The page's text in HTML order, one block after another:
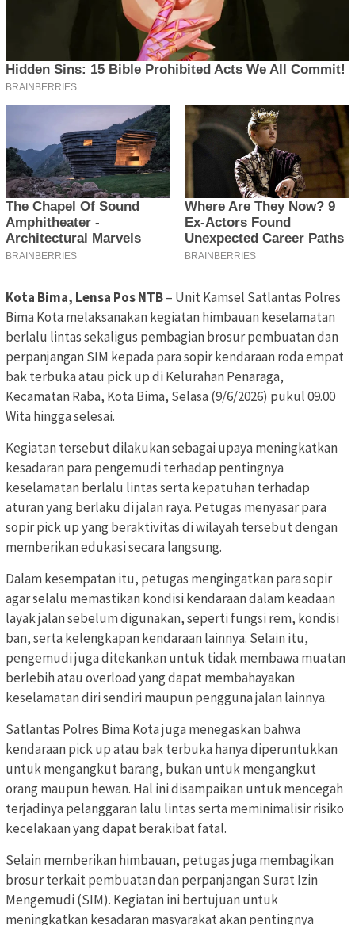
Kota Bima, Lensa Pos NTB– Unit Kamsel Satlantas Polres
Bima Kota melaksanakan kegiatan himbauan keselamatan
berlalu lintas sekaligus pembagian brosur pembuatan dan
perpanjangan SIM kepada para sopir kendaraan roda empat
bak terbuka atau pick up di Kelurahan Penaraga,
Kecamatan Raba, Kota Bima, Selasa (9/6/2026) pukul 09.00
Wita hingga selesai.
Kegiatan tersebut dilakukan sebagai upaya meningkatkan
kesadaran para pengemudi terhadap pentingnya
keselamatan berlalu lintas serta kepatuhan terhadap
aturan yang berlaku di jalan raya. Petugas menyasar para
sopir pick up yang beraktivitas di wilayah tersebut dengan
memberikan edukasi secara langsung.
Dalam kesempatan itu, petugas mengingatkan para sopir
agar selalu memastikan kondisi kendaraan dalam keadaan
layak jalan sebelum digunakan, seperti fungsi rem, kondisi
ban, serta kelengkapan kendaraan lainnya. Selain itu,
pengemudi juga ditekankan untuk tidak membawa muatan
berlebih atau overload yang dapat membahayakan
keselamatan diri sendiri maupun pengguna jalan lainnya.
Satlantas Polres Bima Kota juga menegaskan bahwa
kendaraan pick up atau bak terbuka hanya diperuntukkan
untuk mengangkut barang, bukan untuk mengangkut
orang maupun hewan. Hal ini disampaikan untuk mencegah
terjadinya pelanggaran lalu lintas serta meminimalisir risiko
kecelakaan yang dapat berakibat fatal.
Selain memberikan himbauan, petugas juga membagikan
brosur terkait pembuatan dan perpanjangan Surat Izin
Mengemudi (SIM). Kegiatan ini bertujuan untuk
meningkatkan kesadaran masyarakat akan pentingnya